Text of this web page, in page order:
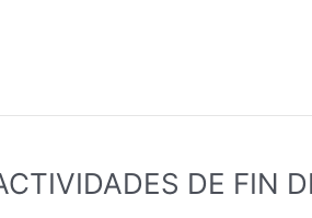
DE FIN